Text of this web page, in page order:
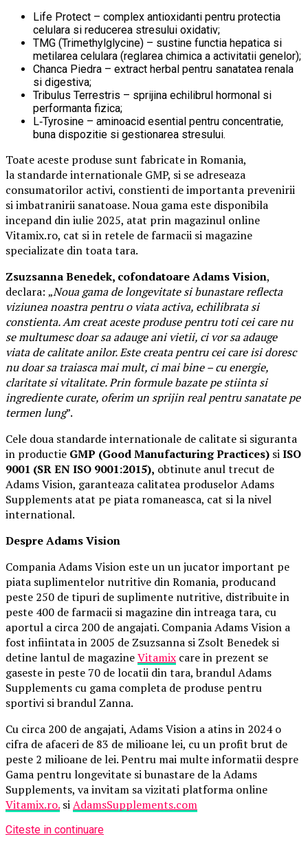
Life Protect – complex antioxidanti pentru protectia
celulara si reducerea stresului oxidativ;
TMG (Trimethylglycine) – sustine functia hepatica si
metilarea celulara (reglarea chimica a activitatii genelor);
Chanca Piedra – extract herbal pentru sanatatea renala
si digestiva;
Tribulus Terrestris – sprijina echilibrul hormonal si
performanta fizica;
L‑Tyrosine – aminoacid esential pentru concentratie,
buna dispozitie si gestionarea stresului.
Toate aceste produse sunt fabricate in Romania,
la standarde internationale GMP, si se adreseaza
consumatorilor activi, constienti de importanta prevenirii
si imbatranirii sanatoase. Noua gama este disponibila
incepand din iulie 2025, atat prin magazinul online
Vitamix.ro, cat si in retele de farmacii si magazine
specializate din toata tara.
Zsuzsanna Benedek, cofondatoare Adams Vision,
declara: „Noua gama de longevitate si bunastare reflecta
viziunea noastra pentru o viata activa, echilibrata si
constienta. Am creat aceste produse pentru toti cei care nu
se multumesc doar sa adauge ani vietii, ci vor sa adauge
viata de calitate anilor. Este creata pentru cei care isi doresc
nu doar sa traiasca mai mult, ci mai bine – cu energie,
claritate si vitalitate. Prin formule bazate pe stiinta si
ingrediente curate, oferim un sprijin real pentru sanatate pe
termen lung”.
Cele doua standarde internationale de calitate si siguranta
in productie GMP (Good Manufacturing Practices) siISO
9001 (SR EN ISO 9001:2015), obtinute anul trecut de
Adams Vision, garanteaza calitatea produselor Adams
Supplements atat pe piata romaneasca, cat si la nivel
international.
Despre Adams Vision
Compania Adams Vision este un un jucator important pe
piata suplimentelor nutritive din Romania, producand
peste 250 de tipuri de suplimente nutritive, distribuite in
peste 400 de farmacii si magazine din intreaga tara, cu
aportul a circa 200 de angajati. Compania Adams Vision a
fost infiintata in 2005 de Zsuzsanna si Zsolt Benedek si
detine lantul de magazineVitamix care in prezent se
gaseste in peste 70 de locatii din tara, brandul Adams
Supplements cu gama completa de produse pentru
sportivi si brandul Zanna.
Cu circa 200 de angajati, Adams Vision a atins in 2024 o
cifra de afaceri de 83 de milioane lei, cu un profit brut de
peste 2 milioane de lei. Pentru mai multe informatii despre
Gama pentru longevitate si bunastare de la Adams
Supplements, va invitam sa vizitati platforma online
Vitamix.ro. siAdamsSupplements.com
Citeste in continuare